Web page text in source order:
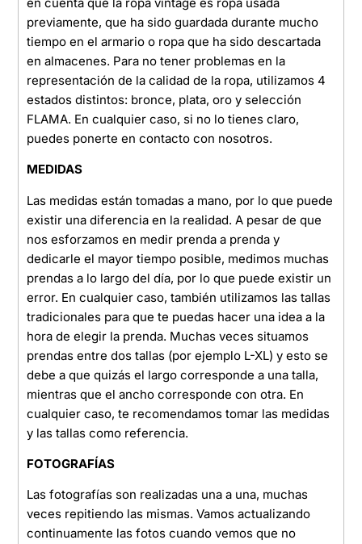
previamente, que ha sido guardada durante mucho
tiempo en el armario o ropa que ha sido descartada
en almacenes. Para no tener problemas en la
representación de la calidad de la ropa, utilizamos 4
estados distintos: bronce, plata, oro y selección
FLAMA. En cualquier caso, si no lo tienes claro,
puedes ponerte en contacto con nosotros.
MEDIDAS
Las medidas están tomadas a mano, por lo que puede
existir una diferencia en la realidad. A pesar de que
nos esforzamos en medir prenda a prenda y
dedicarle el mayor tiempo posible, medimos muchas
prendas a lo largo del día, por lo que puede existir un
error. En cualquier caso, también utilizamos las tallas
tradicionales para que te puedas hacer una idea a la
hora de elegir la prenda. Muchas veces situamos
prendas entre dos tallas (por ejemplo L-XL) y esto se
debe a que quizás el largo corresponde a una talla,
mientras que el ancho corresponde con otra. En
cualquier caso, te recomendamos tomar las medidas
y las tallas como referencia.
FOTOGRAFÍAS
Las fotografías son realizadas una a una, muchas
veces repitiendo las mismas. Vamos actualizando
continuamente las fotos cuando vemos que no